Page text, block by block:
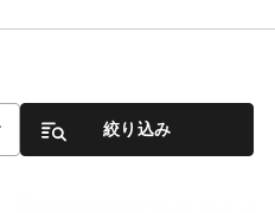
絞り込み